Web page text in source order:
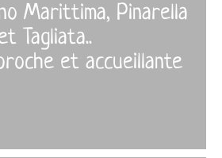
Marittima, Pinarella
Tagliata..
et accueillante